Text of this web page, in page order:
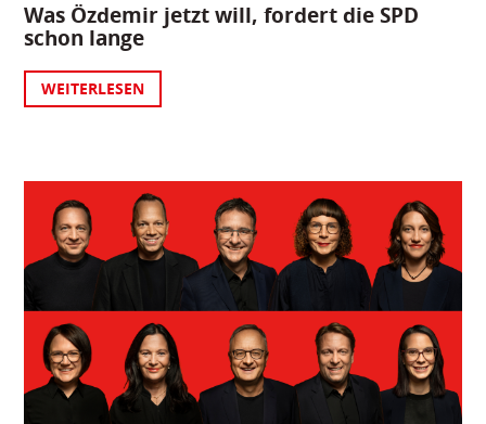
Was Özdemir jetzt will, fordert die SPD
schon lange
WEITERLESEN